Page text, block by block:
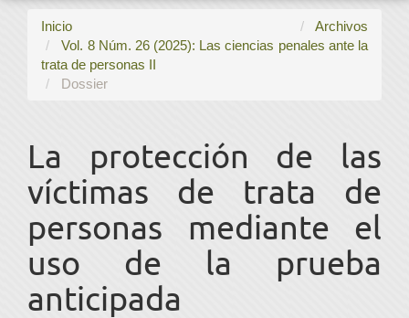
Inicio
Archivos
Vol. 8 Núm. 26 (2025): Las ciencias penales ante la
trata de personas II
Dossier
La protección de las
víctimas de trata de
personas mediante el
uso de la prueba
anticipada